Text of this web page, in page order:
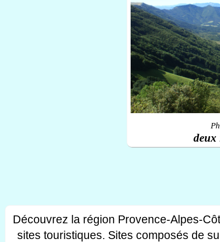
deux
Découvrez la région Provence-Alpes-
sites touristiques. Sites composés de